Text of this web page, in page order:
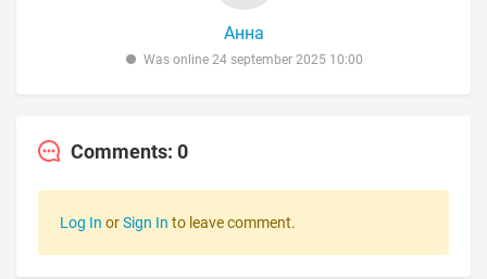
Анна
Was online 24 september 2025 10:00
Comments: 0
Log In orSign In to leave comment.